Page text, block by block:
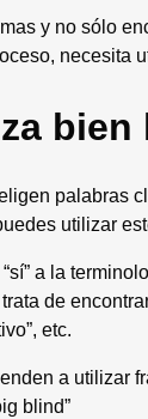
y no sólo
necesita
bien
palabras
utilizar
a la
de
etc.
a utilizar
blind”